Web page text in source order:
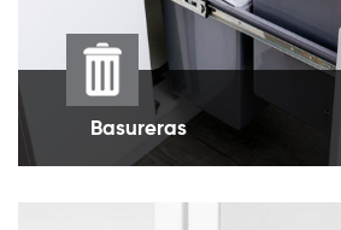
Basureras